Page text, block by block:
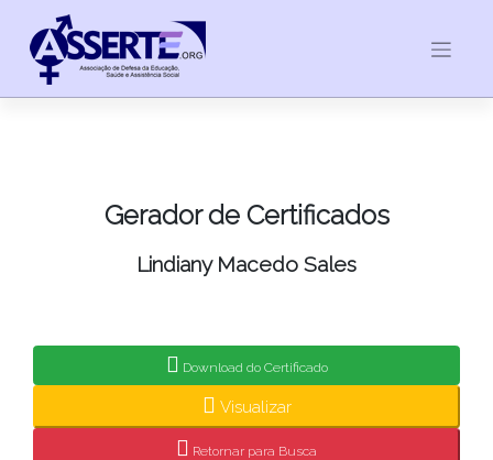
content
Gerador de Certificados
Lindiany Macedo Sales
Download do Certificado
Visualizar
Retornar para Busca